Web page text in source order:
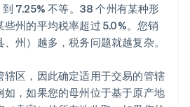
7.25% 不等。38 个州有某种形
州的平均税率超过 5.0%。您销
州）越多，税务问题就越复杂。
辖区，因此确定适用于交易的管辖
如，如果您的母州位于基于原产地